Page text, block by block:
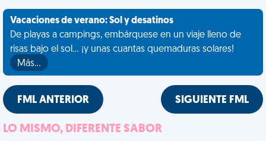
Vacaciones de verano: Sol y desatinos
De playas a campings, embárquese en un viaje lleno de
risas bajo el sol... ¡y unas cuantas quemaduras solares!
Más…
FML ANTERIOR SIGUIENTE FML
LO MISMO, DIFERENTE SABOR